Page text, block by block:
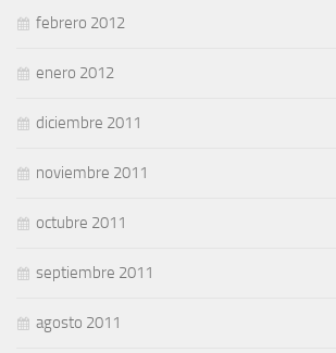
febrero 2012
enero 2012
diciembre 2011
noviembre 2011
octubre 2011
septiembre 2011
agosto 2011